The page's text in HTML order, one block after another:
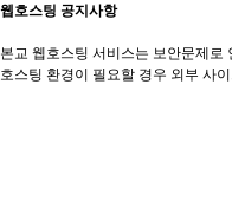
웹호스팅 공지사항
본교 웹호스팅 서비스는 보안문제로
호스팅 환경이 필요할 경우 외부 사